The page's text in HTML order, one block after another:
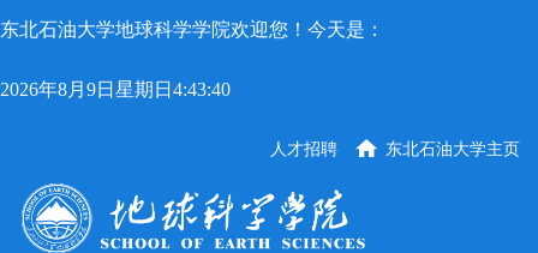
东北石油大学地球科学学院欢迎您！今天是：
2026年8月9日星期日4:43:40
东北石油大学主页
人才招聘